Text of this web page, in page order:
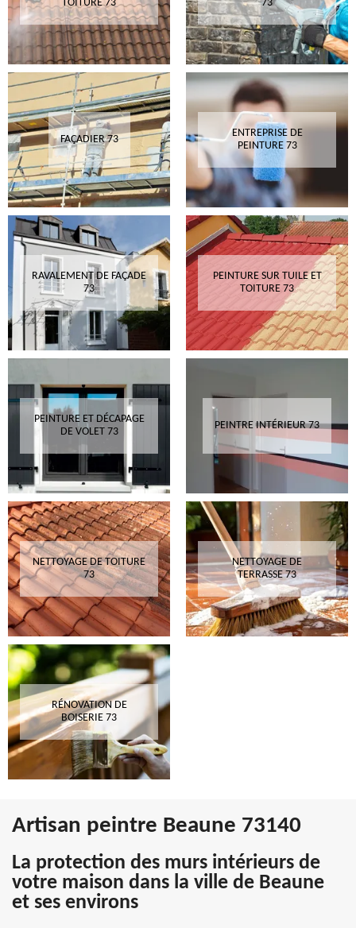
TOITURE 73
73
FAÇADIER 73
ENTREPRISE DE
PEINTURE 73
RAVALEMENT DE FAÇADE
73
PEINTURE SUR TUILE ET
TOITURE 73
PEINTURE ET DÉCAPAGE
DE VOLET 73
PEINTRE INTÉRIEUR 73
NETTOYAGE DE TOITURE
73
NETTOYAGE DE
TERRASSE 73
RÉNOVATION DE
BOISERIE 73
Artisan peintre Beaune 73140
La protection des murs intérieurs de
votre maison dans la ville de Beaune
et ses environs